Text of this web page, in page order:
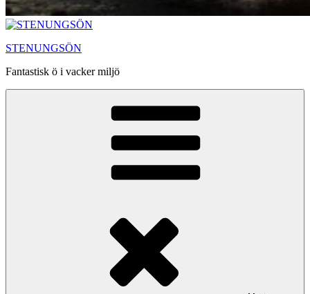
STENUNGSÖN
Fantastisk ö i vacker miljö